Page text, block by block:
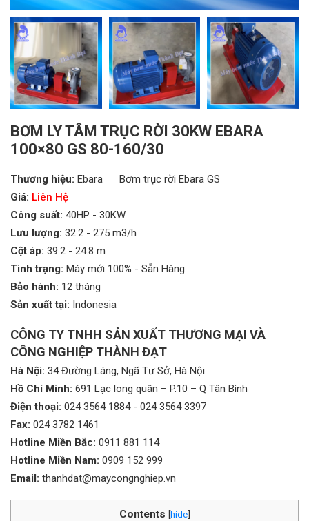
BƠM LY TÂM TRỤC RỜI 30KW EBARA
100×80 GS 80-160/30
Thương hiệu: Ebara
Bơm trục rời Ebara GS
Giá: Liên Hệ
Công suất: 40HP - 30KW
Lưu lượng: 32.2 - 275 m3/h
Cột áp: 39.2 - 24.8 m
Tình trạng: Máy mới 100% - Sẵn Hàng
Bảo hành: 12 tháng
Sản xuất tại: Indonesia
CÔNG TY TNHH SẢN XUẤT THƯƠNG MẠI VÀ
CÔNG NGHIỆP THÀNH ĐẠT
Hà Nội: 34 Đường Láng, Ngã Tư Sở, Hà Nội
Hồ Chí Minh: 691 Lạc long quân – P.10 – Q Tân Bình
Điện thoại: 024 3564 1884- 024 3564 3397
Fax: 024 3782 1461
Hotline Miền Bắc: 0911 881 114
Hotline Miền Nam: 0909 152 999
Email: thanhdat@maycongnghiep.vn
Contents [hide]